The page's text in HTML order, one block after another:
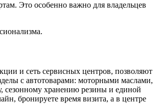
Это особенно важно для владельцев
и сеть сервисных центров, позволяют
с автотоварами: моторными маслами,
сезонному хранению резины и единой
бронируете время визита, а в центре